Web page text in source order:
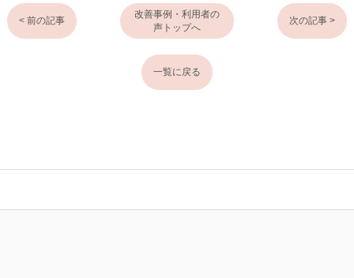
< 前の記事
改善事例・利用者の
声トップへ
次の記事 >
一覧に戻る